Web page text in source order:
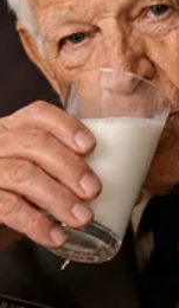
i finansijsko
da se
shvatiti da
lepše dane.